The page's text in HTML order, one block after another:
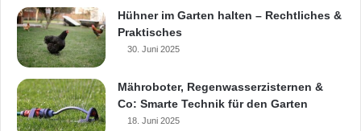
Hühner im Garten halten – Rechtliches &
Praktisches
30. Juni 2025
Mähroboter, Regenwasserzisternen &
Co: Smarte Technik für den Garten
18. Juni 2025